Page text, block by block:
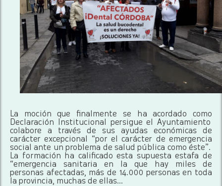
La moción que finalmente se ha acordado como
Declaración Institucional persigue el Ayuntamiento
colabore a través de sus ayudas económicas de
carácter excepcional “por el carácter de emergencia
social ante un problema de salud pública como éste”.
La formación ha calificado esta supuesta estafa de
“emergencia sanitaria en la que hay miles de
personas afectadas, más de 14.000 personas en toda
la provincia, muchas de ellas...